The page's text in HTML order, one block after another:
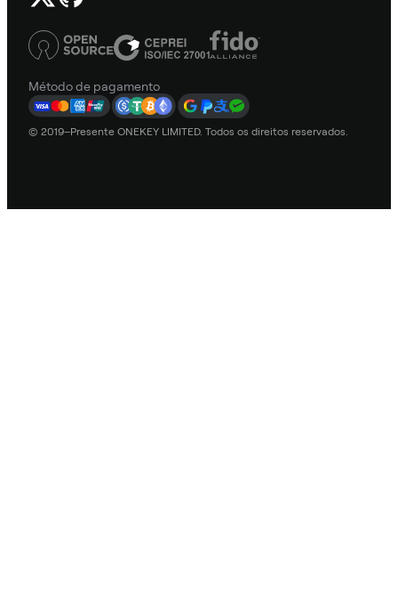
Método de pagamento
© 2019–Presente ONEKEY LIMITED. Todos os direitos reservados.